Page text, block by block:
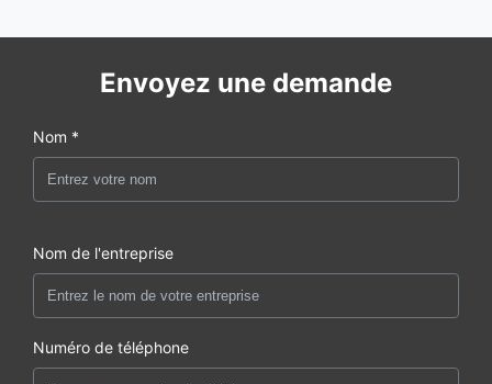
Envoyez une demande
Nom *
Nom de l'entreprise
Numéro de téléphone